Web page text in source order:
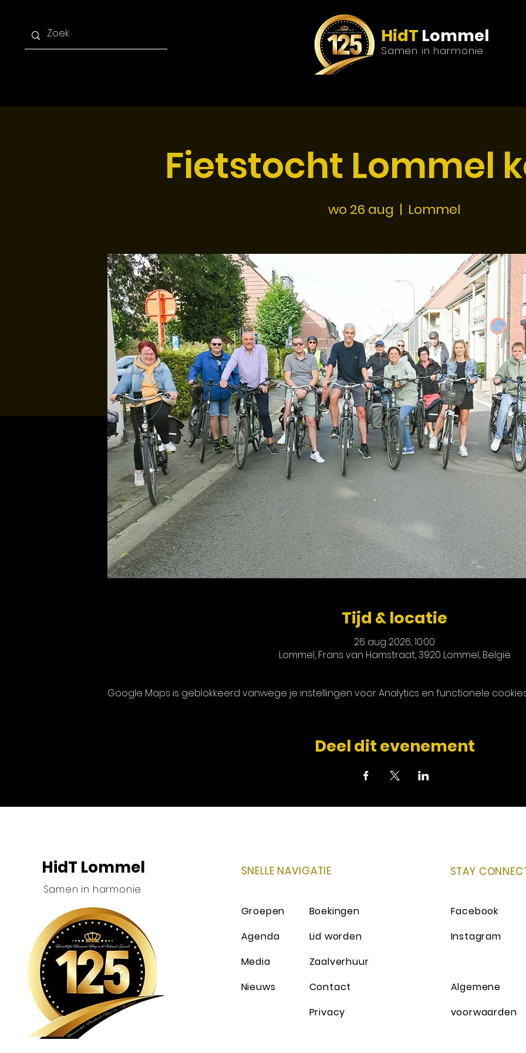
HidT Lommel
Samen in harmonie
Fietstocht Lommel
wo 26 aug
  |
Lommel
Tijd & locatie
26 aug 2026, 10:00
Lommel, Frans van Hamstraat, 3920 Lommel, België
Google Maps is geblokkeerd vanwege je instellingen voor Analytics en functionele
Deel dit evenement
HidT Lommel
Samen in harmonie
SNELLE NAVIGATIE
Groepen
Agenda
Media
Nieuws
Boekingen
Lid worden
Zaalverhuur
Contact
Privacy
STAY
Facebook
Instagram
Algemene
voorwaarden